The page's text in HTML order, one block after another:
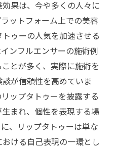
果は、今や多くの人々に
ットフォーム上での美容
ゥーの人気を加速させる
ンフルエンサーの施術例
とが多く、実際に施術を
が信頼性を高めていま
ップタトゥーを披露する
まれ、個性を表現する場
、リップタトゥーは単な
ける自己表現の一環とし